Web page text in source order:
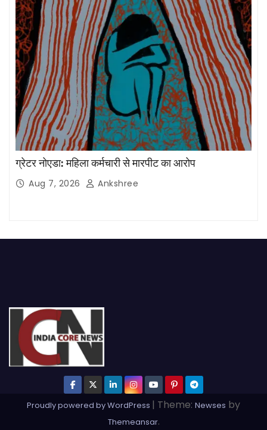
ग्रेटर नोएडा: महिला कर्मचारी से मारपीट का आरोप
Aug 7, 2026 Ankshree
Proudly powered by WordPress | Theme: Newses by
Themeansar.